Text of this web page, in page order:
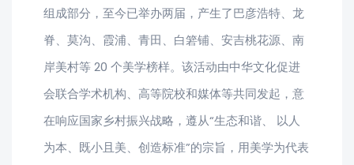
组成部分，至今已举办两届，产生了巴彦浩特、龙
脊、莫沟、霞浦、青田、白箬铺、安吉桃花源、南
岸美村等 20 个美学榜样。该活动由中华文化促进
会联合学术机构、高等院校和媒体等共同发起，意
在响应国家乡村振兴战略，遵从“生态和谐、 以人
为本、既小且美、创造标准”的宗旨，用美学为代表